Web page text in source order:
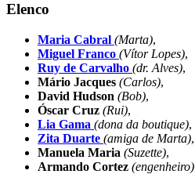
Elenco
Maria Cabral (Marta),
Miguel Franco (Vítor Lopes),
Ruy de Carvalho (dr. Alves),
Mário Jacques (Carlos),
David Hudson (Bob),
Óscar Cruz (Rui),
Lia Gama (dona da boutique),
Zita Duarte (amiga de Marta),
Manuela Maria (Suzette),
Armando Cortez (engenheiro)